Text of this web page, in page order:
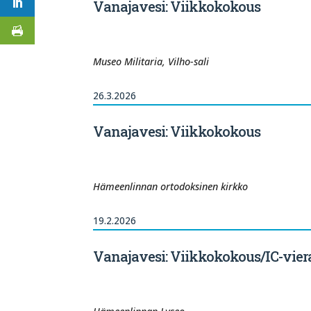
Vanajavesi: Viikkokokous
Museo Militaria, Vilho-sali
26.3.2026
Vanajavesi: Viikkokokous
Hämeenlinnan ortodoksinen kirkko
19.2.2026
Vanajavesi: Viikkokokous/IC-